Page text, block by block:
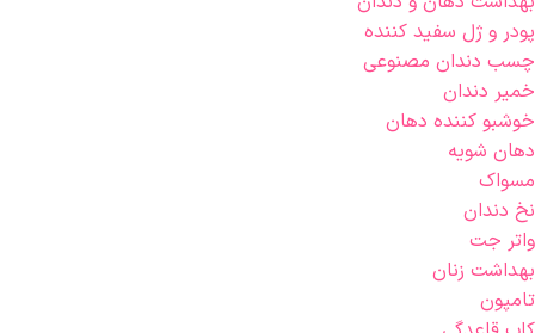
پودر و ژل سفید کننده
چسب دندان مصنوعی
خمیر دندان
خوشبو کننده دهان
دهان شویه
مسواک
نخ دندان
واتر جت
بهداشت زنان
تامپون